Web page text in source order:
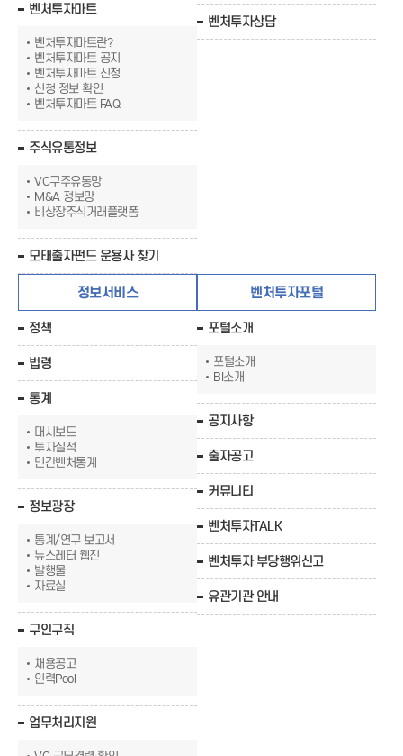
벤처투자마트
벤처투자마트란?
벤처투자마트 공지
벤처투자마트 신청
신청 정보 확인
벤처투자마트 FAQ
주식유통정보
VC구주유통망
M&A 정보망
비상장주식거래플랫폼
모태출자펀드 운용사 찾기
벤처투자상담
정보서비스
정책
법령
통계
대시보드
투자실적
민간벤처통계
정보광장
통계/연구 보고서
뉴스레터 웹진
발행물
자료실
구인구직
채용공고
인력Pool
업무처리지원
벤처투자포털
포털소개
포털소개
BI소개
공지사항
출자공고
커뮤니티
벤처투자TALK
벤처투자 부당행위신고
유관기관 안내